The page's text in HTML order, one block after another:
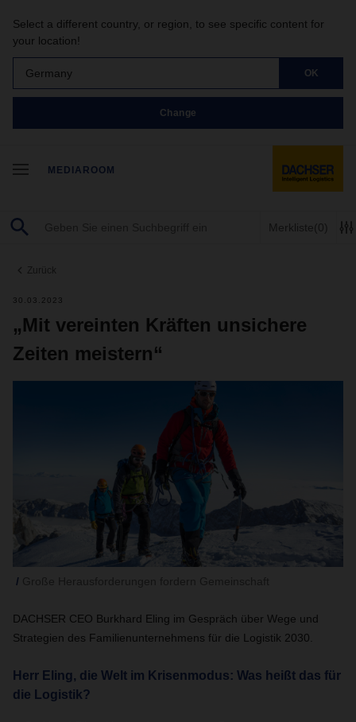
Select a different country, or region, to see specific content for
your location!
Germany OK
Change
MEDIAROOM
Merkliste(0)
Zurück
30.03.2023
„Mit vereinten Kräften unsichere
Zeiten meistern“
DACHSER CEO Burkhard Eling im Gespräch über Wege und
Strategien des Familienunternehmens für die Logistik 2030.
Herr Eling, die Welt im Krisenmodus: Was heißt das für
die Logistik?